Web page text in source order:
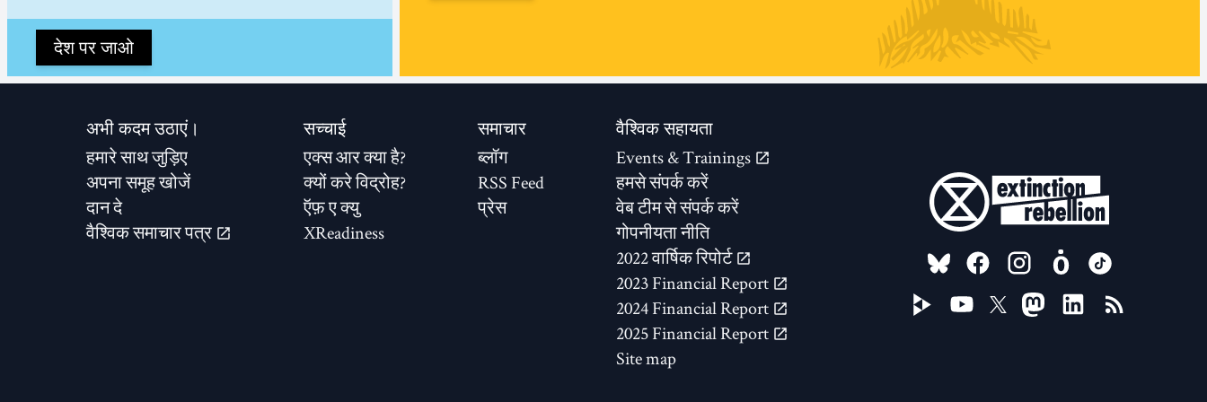
देश पर जाओ
अभी कदम उठाएं।
हमारे साथ जुड़िए
अपना समूह खोजें
दान दे
वैश्विक समाचार पत्र
सच्चाई
एक्स आर क्या है?
क्यों करे विद्रोह?
ऍफ़ ए क्यु
XReadiness
समाचार
ब्लॉग
RSS Feed
प्रेस
वैश्विक सहायता
Events & Trainings
हमसे संपर्क करें
वेब टीम से संपर्क करें
गोपनीयता नीति
2022 वार्षिक रिपोर्ट
2023 Financial Report
2024 Financial Report
2025 Financial Report
Site map
FOLLOW US ON